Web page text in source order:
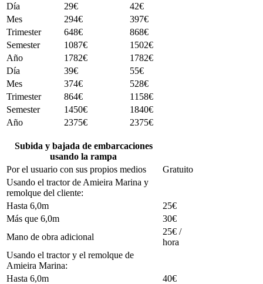
Día
29€
42€
Mes
294€
397€
Trimester
648€
868€
Semester
1087€
1502€
Año
1782€
1782€
Día
39€
55€
Mes
374€
528€
Trimester
864€
1158€
Semester
1450€
1840€
Año
2375€ 2375€
Subida y bajada de embarcaciones
usando la rampa
Por el usuario con sus propios medios
Gratuito
Usando el tractor de Amieira Marina y
remolque del cliente:
Hasta 6,0m
25€
Más que 6,0m
30€
Mano de obra adicional
25€ /
hora
Usando el tractor y el remolque de
Amieira Marina:
Hasta 6,0m
40€